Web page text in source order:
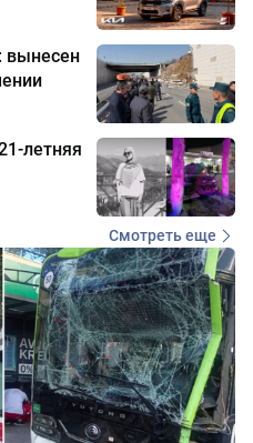
вынесен
летняя
Смотреть еще